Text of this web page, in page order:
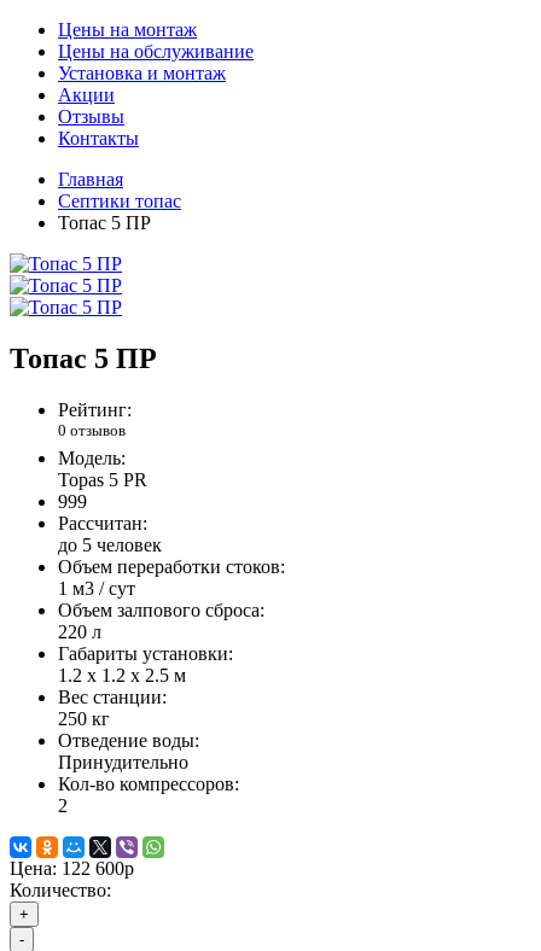
Цены на монтаж
Цены на обслуживание
Установка и монтаж
Акции
Отзывы
Контакты
Главная
Септики топас
Топас 5 ПР
Топас 5 ПР
Рейтинг:
0 отзывов
Модель:
Topas 5 PR
999
Рассчитан:
до 5 человек
Объем переработки стоков:
1 м3 / сут
Объем залпового сброса:
220 л
Габариты установки:
1.2 х 1.2 х 2.5 м
Вес станции:
250 кг
Отведение воды:
Принудительно
Кол-во компрессоров:
2
Цена: 122 600р
Количество:
+
-